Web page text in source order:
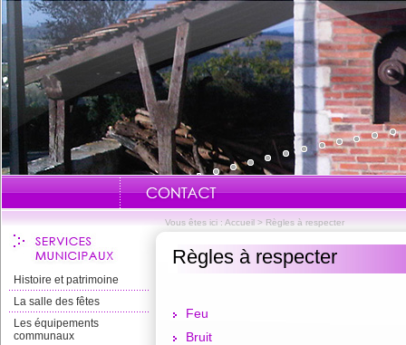
Vous êtes ici : Accueil > Règles à respecter
Histoire et patrimoine
La salle des fêtes
Les équipements
communaux
Règles à respecter
Feu
Bruit